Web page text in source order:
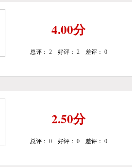
4.00分
总评： 2 好评： 2 差评： 0
2.50分
总评： 0 好评： 0 差评： 0